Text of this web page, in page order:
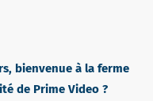
bienvenue à la ferme
de Prime Video ?